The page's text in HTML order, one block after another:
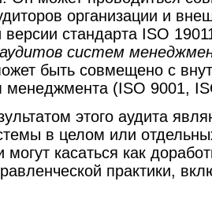
организации и
версии стандарта ISO
аудитов систем
быть совмещено с
менеджмента (ISO 9001,
этого аудита
в целом или
касаться как
практики,